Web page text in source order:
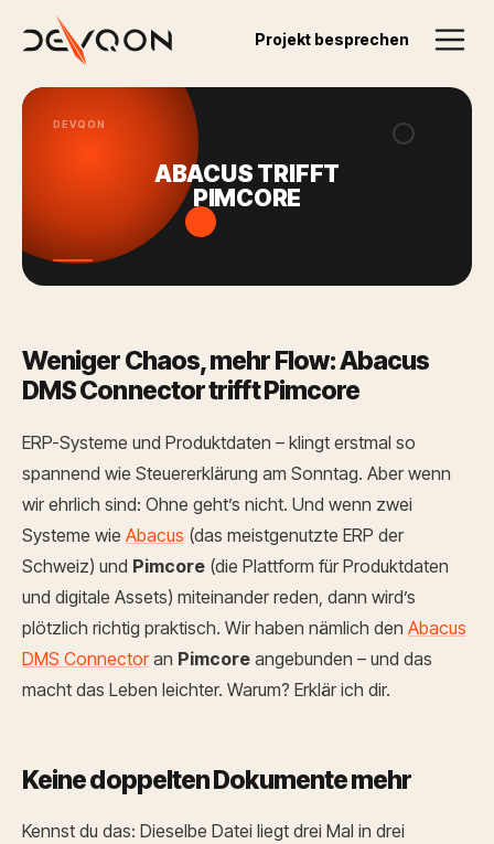
Projekt besprechen
Zurück zum Blog
DEVQON
ABACUS TRIFFT
PIMCORE
Weniger Chaos, mehr Flow: Abacus
DMS Connector trifft Pimcore
ERP-Systeme und Produktdaten – klingt erstmal so
spannend wie Steuererklärung am Sonntag. Aber wenn
wir ehrlich sind: Ohne geht’s nicht. Und wenn zwei
Systeme wie Abacus (das meistgenutzte ERP der
Schweiz) und Pimcore (die Plattform für Produktdaten
und digitale Assets) miteinander reden, dann wird’s
plötzlich richtig praktisch. Wir haben nämlich den Abacus
DMS Connectoran Pimcore angebunden – und das
macht das Leben leichter. Warum? Erklär ich dir.
Keine doppelten Dokumente mehr
Kennst du das: Dieselbe Datei liegt drei Mal in drei